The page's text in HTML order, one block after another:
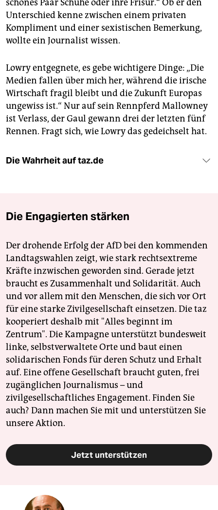
schönes Paar Schuhe oder ihre Frisur.“ Ob er den
Unterschied kenne zwischen einem privaten
Kompliment und einer sexistischen Bemerkung,
wollte ein Journalist wissen.
Lowry entgegnete, es gebe wichtigere Dinge: „Die
Medien fallen über mich her, während die irische
Wirtschaft fragil bleibt und die Zukunft Europas
ungewiss ist.“ Nur auf sein Rennpferd Mallowney
ist Verlass, der Gaul gewann drei der letzten fünf
Rennen. Fragt sich, wie Lowry das gedeichselt hat.
Die Wahrheit auf taz.de
Die Engagierten stärken
Der drohende Erfolg der AfD bei den kommenden
Landtagswahlen zeigt, wie stark rechtsextreme
Kräfte inzwischen geworden sind. Gerade jetzt
braucht es Zusammenhalt und Solidarität. Auch
und vor allem mit den Menschen, die sich vor Ort
für eine starke Zivilgesellschaft einsetzen. Die taz
kooperiert deshalb mit "Alles beginnt im
Zentrum". Die Kampagne unterstützt bundesweit
linke, selbstverwaltete Orte und baut einen
solidarischen Fonds für deren Schutz und Erhalt
auf. Eine offene Gesellschaft braucht guten, frei
zugänglichen Journalismus – und
zivilgesellschaftliches Engagement. Finden Sie
auch? Dann machen Sie mit und unterstützen Sie
unsere Aktion.
Jetzt unterstützen